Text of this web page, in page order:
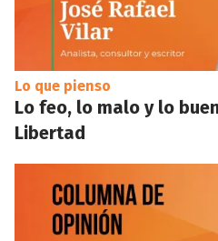
Lo que pienso
Lo feo, lo malo y lo
Libertad